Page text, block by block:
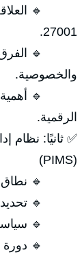
27001.
🔹 الفرق
والخصوصية.
🔹 أهمية
الرقمية.
✅ ثانيًا: نظام
(PIMS)
🔹 نطاق
🔹 تحديد
🔹 سياسات
🔹 دورة